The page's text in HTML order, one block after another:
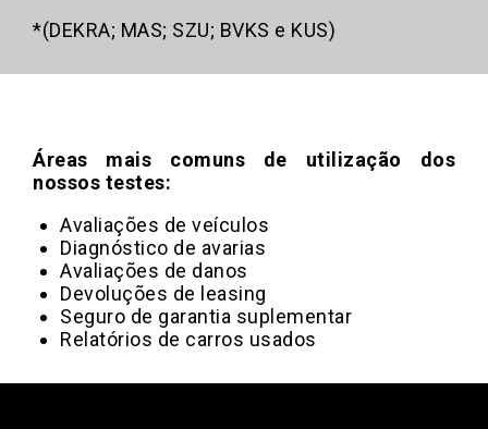
*(DEKRA; MAS; SZU; BVKS e KUS)
Áreas mais comuns de utilização dos
nossos testes:
Avaliações de veículos
Diagnóstico de avarias
Avaliações de danos
Devoluções de leasing
Seguro de garantia suplementar
Relatórios de carros usados